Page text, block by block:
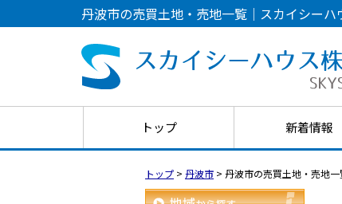
丹波市の売買土地・売地一覧｜スカイシーハ
トップ 新着情報
トップ > 丹波市 > 丹波市の売買土地・売地一